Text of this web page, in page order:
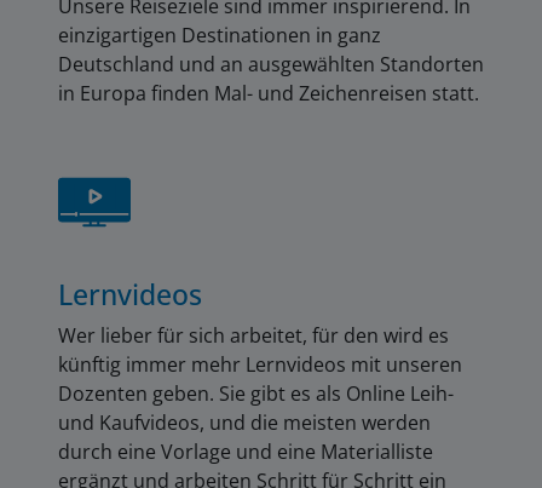
Unsere Reiseziele sind immer inspirierend. In
einzigartigen Destinationen in ganz
Deutschland und an ausgewählten Standorten
in Europa finden Mal- und Zeichenreisen statt.
Lernvideos
Wer lieber für sich arbeitet, für den wird es
künftig immer mehr Lernvideos mit unseren
Dozenten geben. Sie gibt es als Online Leih-
und Kaufvideos, und die meisten werden
durch eine Vorlage und eine Materialliste
ergänzt und arbeiten Schritt für Schritt ein